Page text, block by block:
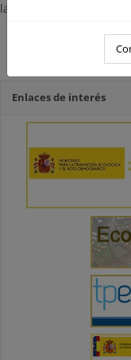
la publicación de este
Aprobación
Enlaces de interés